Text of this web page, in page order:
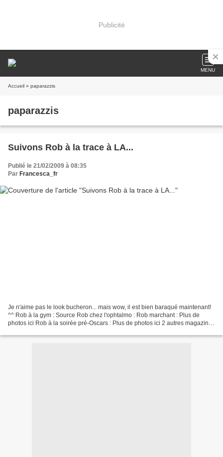
Publicité
MENU
Accueil » paparazzis
paparazzis
Suivons Rob à la trace à LA...
Publié le 21/02/2009 à 08:35
Par Francesca_fr
Je n'aime pas le look bucheron... mais wow, il est bien baraqué maintenant!
^^ Rob à la gym : Source Rob chez l'ophtalmo : Rob marchant : Plus de
photos ici Rob à la soirée pré-Oscars : Plus de photos ici 2 autres magazines